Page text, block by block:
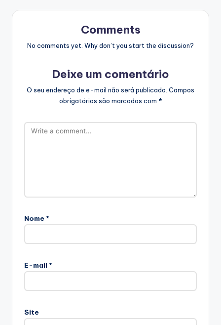
Comments
No comments yet. Why don’t you start the discussion?
Deixe um comentário
O seu endereço de e-mail não será publicado. Campos
obrigatórios são marcados com *
Nome *
E-mail *
Site